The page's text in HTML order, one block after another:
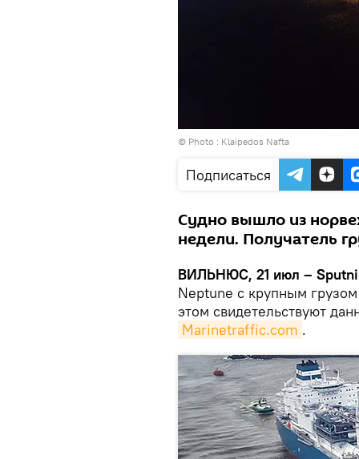
© Photo : Klaipedos Nafta
Подписаться
Судно вышло из
недели. Получатель
ВИЛЬНЮС, 21 июл –
Neptune с крупным
этом свидетельствуют
Marinetraffic.com .